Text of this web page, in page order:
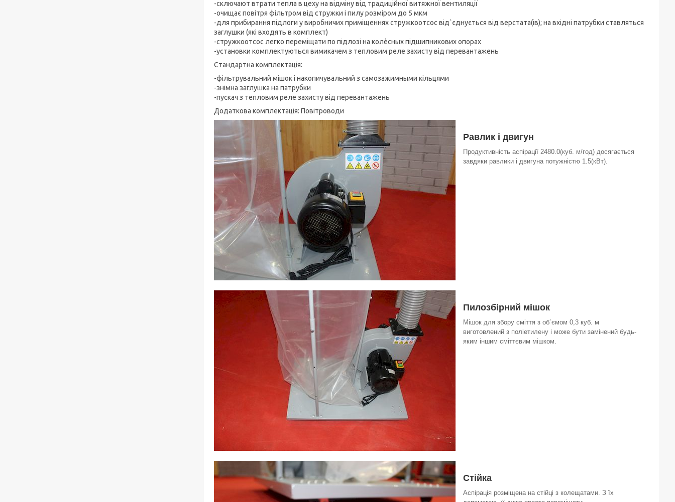
-сключают втрати тепла в цеху на відміну від традиційної витяжної вентиляції
-очищає повітря фільтром від стружки і пилу розміром до 5 мкм
-для прибирання підлоги у виробничих приміщеннях стружкоотсос від`єднується від верстата(ів); на вхідні патрубки ставляться
заглушки (які входять в комплект)
-стружкоотсос легко переміщати по підлозі на колѐсных підшипникових опорах
-установки комплектуються вимикачем з тепловим реле захисту від перевантажень
Стандартна комплектація:
-фільтрувальний мішок і накопичувальний з самозажимными кільцями
-знімна заглушка на патрубки
-пускач з тепловим реле захисту від перевантажень
Додаткова комплектація: Повітроводи
Равлик і двигун
Продуктивність аспірації 2480.0(куб. м/год) досягається
завдяки равлики і двигуна потужністю 1.5(кВт).
Пилозбірний мішок
Мішок для збору сміття з об`ємом 0,3 куб. м
виготовлений з поліетилену і може бути замінений будь-
яким іншим сміттєвим мішком.
Стійка
Аспірація розміщена на стійці з колещатами. З їх